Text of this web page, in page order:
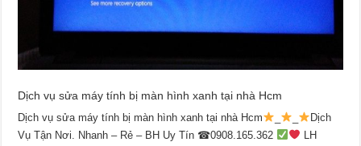
Dịch vụ sửa máy tính bị màn hình xanh tại nhà Hcm
Dịch vụ sửa máy tính bị màn hình xanh tại nhà Hcm
Dịch
Vụ Tận Nơi. Nhanh – Rẻ – BH Uy Tín ☎0908.165.362
LH